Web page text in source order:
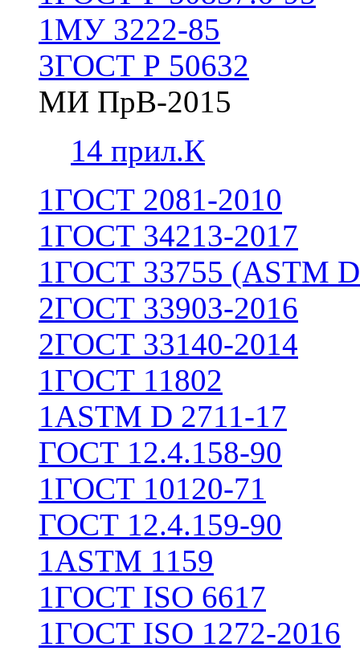
1МУ 3222-85
3ГОСТ Р 50632
МИ ПрВ-2015
14 прил.К
1ГОСТ 2081-2010
1ГОСТ 34213-2017
1ГОСТ 33755 (ASTM
2ГОСТ 33903-2016
2ГОСТ 33140-2014
1ГОСТ 11802
1ASTM D 2711-17
ГОСТ 12.4.158-90
1ГОСТ 10120-71
ГОСТ 12.4.159-90
1ASTM 1159
1ГОСТ ISO 6617
1ГОСТ ISO 1272-2016